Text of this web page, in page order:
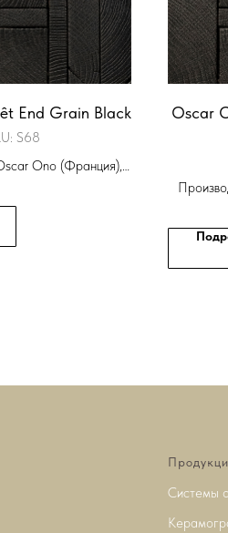
End Grain Black
S68
Ono (Франция),
Oscar
Системы